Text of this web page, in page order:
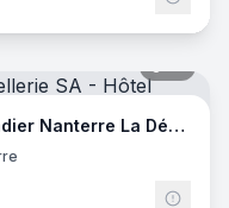
ACE Hôtellerie SA - Hôtel l'Amandier Nanterre La Défense